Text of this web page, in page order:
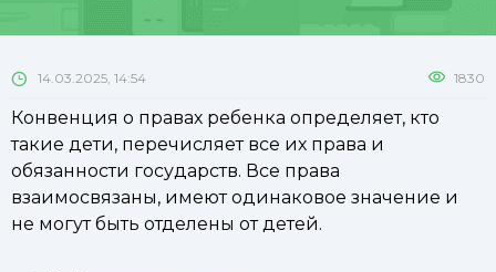
14.03.2025, 14:54 1830
Конвенция о правах ребенка определяет, кто
такие дети, перечисляет все их права и
обязанности государств. Все права
взаимосвязаны, имеют одинаковое значение и
не могут быть отделены от детей.